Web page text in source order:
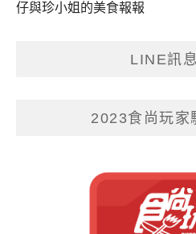
仔與珍小姐的美食報報
LINE訊
2023食尚玩家